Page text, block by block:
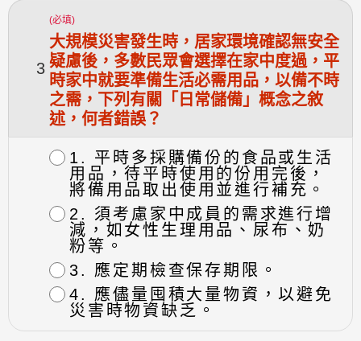
3
(必填)
大規模災害發生時，居家環境確認無安全
疑慮後，多數民眾會選擇在家中度過，平
時家中就要準備生活必需用品，以備不時
之需，下列有關「日常儲備」概念之敘
述，何者錯誤？
1. 平時多採購備份的食品或生活
用品，待平時使用的份用完後，
將備用品取出使用並進行補充。
2. 須考慮家中成員的需求進行增
減，如女性生理用品、尿布、奶
粉等。
3. 應定期檢查保存期限。
4. 應儘量囤積大量物資，以避免
災害時物資缺乏。